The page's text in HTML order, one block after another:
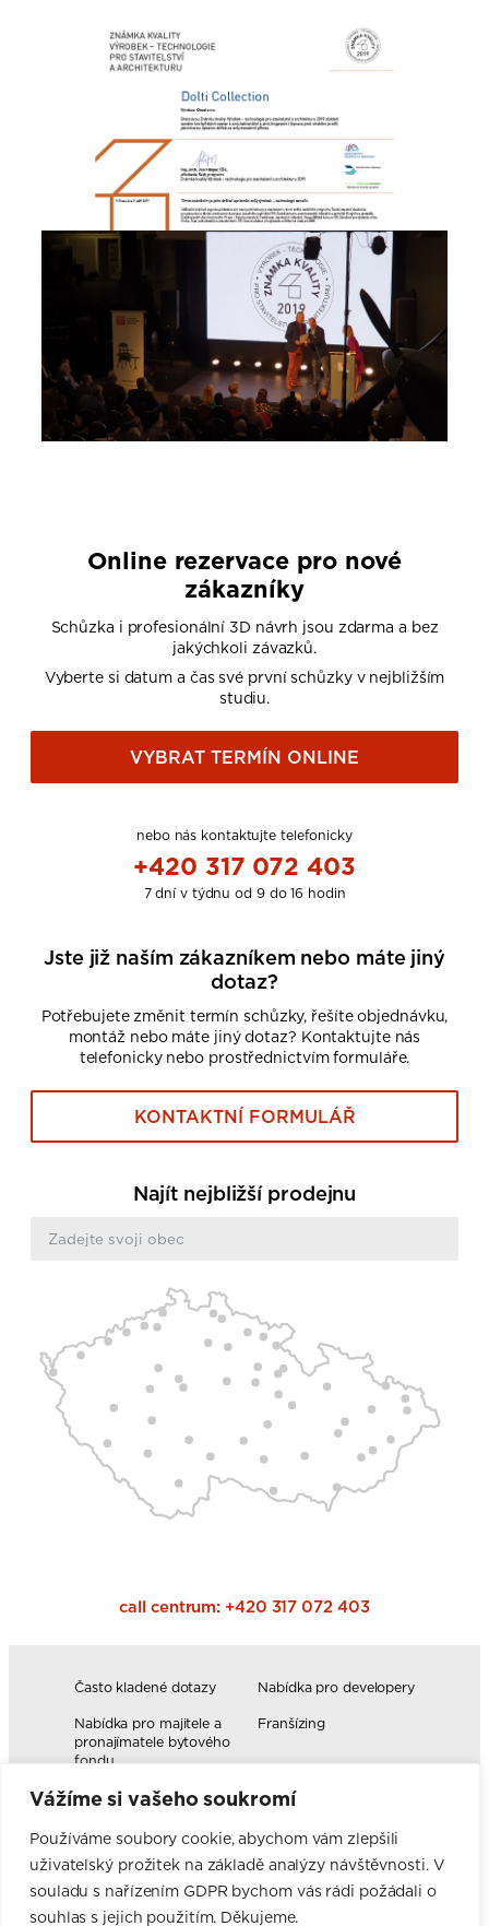
Vážíme si vašeho soukromí
Používáme soubory cookie, abychom vám zlepšili
uživatelský prožitek na základě analýzy návštěvnosti. V
souladu s nařízením GDPR bychom vás rádi požádali o
souhlas s jejich použitím. Děkujeme.
Online rezervace pro nové
zákazníky
Schůzka i profesionální 3D návrh jsou zdarma a bez
jakýchkoli závazků.
Vyberte si datum a čas své první schůzky v nejbližším
studiu.
VYBRAT TERMÍN ONLINE
nebo nás kontaktujte telefonicky
+420 317 072 403
7 dní v týdnu od 9 do 16 hodin
Jste již naším zákazníkem nebo máte jiný
dotaz?
Potřebujete změnit termín schůzky, řešíte objednávku,
montáž nebo máte jiný dotaz? Kontaktujte nás
telefonicky nebo prostřednictvím formuláře.
KONTAKTNÍ FORMULÁŘ
Najít nejbližší prodejnu
call centrum: +420 317 072 403
Často kladené dotazy
Nabídka pro developery
Nabídka pro majitele a
pronajímatele bytového
fondu
Franšízing
Volná pracovní místa
Blog
Novinky
Realizace kuchyní
Firemní hodnoty
Elektromobilita
Facebook
Instagram
YouTube
Pinterest
LinkedIn